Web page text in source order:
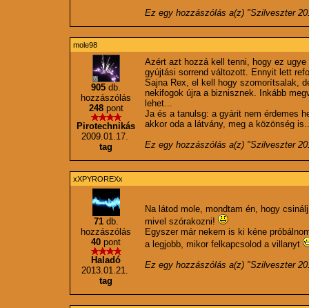
Ez egy hozzászólás a(z) "Szilveszter
mole98
905 db.
hozzászólás
248pont
Pirotechnikás
2009.01.17.
tag
Azért azt hozzá kell tenni, hogy ez
gyújtási sorrend változott. Ennyit lett
Sajna Rex, el kell hogy szomorítsalak,
nekifogok újra a biznisznek. Inkább
lehet...
Ja és a tanulsg: a gyárit nem érdemes
akkor oda a látvány, meg a közönség
Ez egy hozzászólás a(z) "Szilveszter
xXPYROREXx
71db.
hozzászólás
40 pont
Haladó
2013.01.21.
tag
Na látod mole, mondtam én, hogy
mivel szórakozni!
Egyszer már nekem is ki kéne
a legjobb, mikor felkapcsolod a villanyt
Ez egy hozzászólás a(z) "Szilveszter